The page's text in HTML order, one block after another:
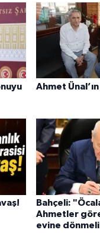
Ahmet
Bahçeli:
Ahmetler
evine